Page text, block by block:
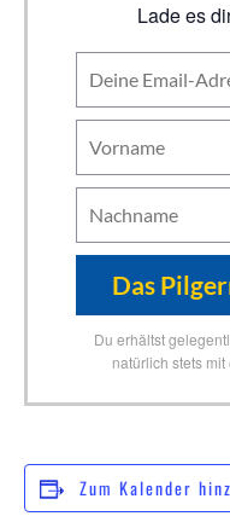
Lade es
Du erhältst
natürlich stets
Zum Kalender